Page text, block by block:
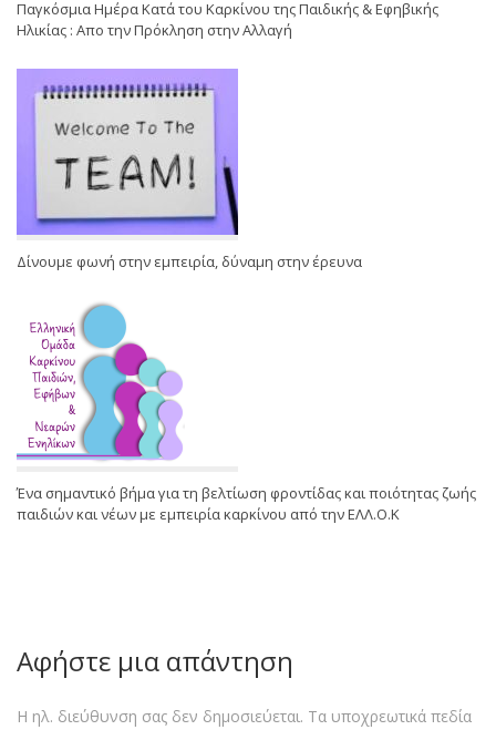
Παγκόσμια Ημέρα Κατά του Καρκίνου της Παιδικής & Εφηβικής
Ηλικίας : Απο την Πρόκληση στην Αλλαγή
Δίνουμε φωνή στην εμπειρία, δύναμη στην έρευνα
Ένα σημαντικό βήμα για τη βελτίωση φροντίδας και ποιότητας ζωής
παιδιών και νέων με εμπειρία καρκίνου από την ΕΛΛ.Ο.Κ
Αφήστε μια απάντηση
Η ηλ. διεύθυνση σας δεν δημοσιεύεται. Τα υποχρεωτικά πεδία